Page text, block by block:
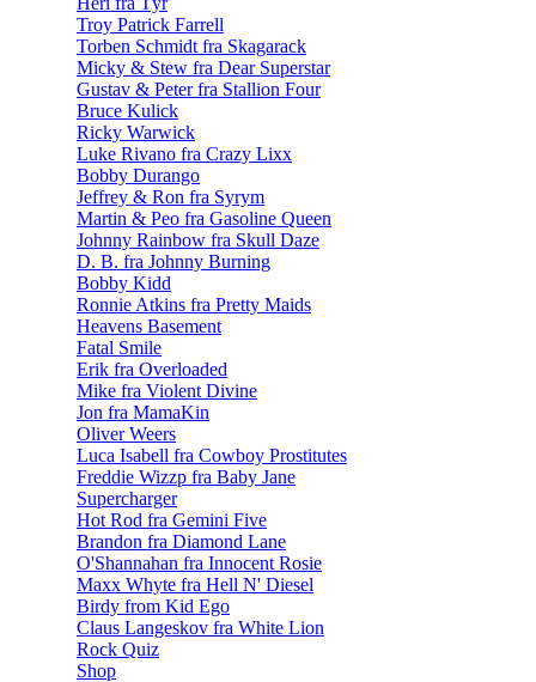
Troy Patrick Farrell
Torben Schmidt fra Skagarack
Micky & Stew fra Dear Superstar
Gustav & Peter fra Stallion Four
Bruce Kulick
Ricky Warwick
Luke Rivano fra Crazy Lixx
Bobby Durango
Jeffrey & Ron fra Syrym
Martin & Peo fra Gasoline Queen
Johnny Rainbow fra Skull Daze
D. B. fra Johnny Burning
Bobby Kidd
Ronnie Atkins fra Pretty Maids
Heavens Basement
Fatal Smile
Erik fra Overloaded
Mike fra Violent Divine
Jon fra MamaKin
Oliver Weers
Luca Isabell fra Cowboy Prostitutes
Freddie Wizzp fra Baby Jane
Supercharger
Hot Rod fra Gemini Five
Brandon fra Diamond Lane
O'Shannahan fra Innocent Rosie
Maxx Whyte fra Hell N' Diesel
Birdy from Kid Ego
Claus Langeskov fra White Lion
Rock Quiz
Shop